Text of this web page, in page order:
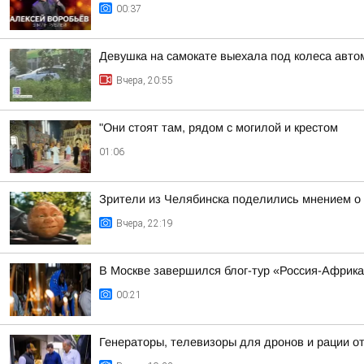
00:37
Девушка на самокате выехала под колеса
Вчера, 20:55
"Они стоят там, рядом с могилой и крестом
01:06
Зрители из Челябинска поделились мнением
Вчера, 22:19
В Москве завершился блог-тур «Россия-
00:21
Генераторы, телевизоры для дронов и рации